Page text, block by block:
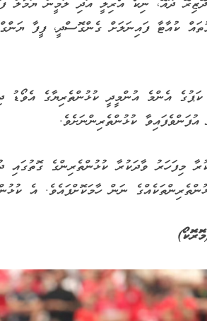
ދޭޒިރޭ ދޫއޭ، ނިކޯ އޯރިލީ އަދި ލަމީން
ކުއާޓާ ފައިނަލަށް ގެންގޮސްދީ، ފީފާ
މިފަހަރު ވާދަކުރާ ކުޅުންތެރިންގެ ގޮތުގައި
ނަން ހާމަކޮށްފައެވެ. އެ